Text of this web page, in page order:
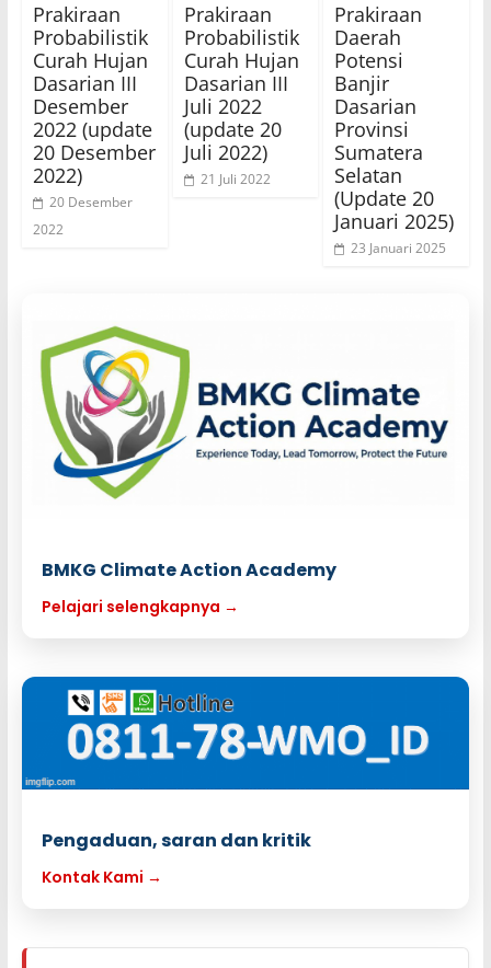
Prakiraan
Probabilistik
Curah Hujan
Dasarian III
Desember
2022 (update
20 Desember
2022)
20 Desember
2022
Prakiraan
Probabilistik
Curah Hujan
Dasarian III
Juli 2022
(update 20
Juli 2022)
21 Juli 2022
Prakiraan
Daerah
Potensi
Banjir
Dasarian
Provinsi
Sumatera
Selatan
(Update 20
Januari 2025)
23 Januari 2025
BMKG Climate Action Academy
Pelajari selengkapnya →
Pengaduan, saran dan kritik
Kontak Kami →